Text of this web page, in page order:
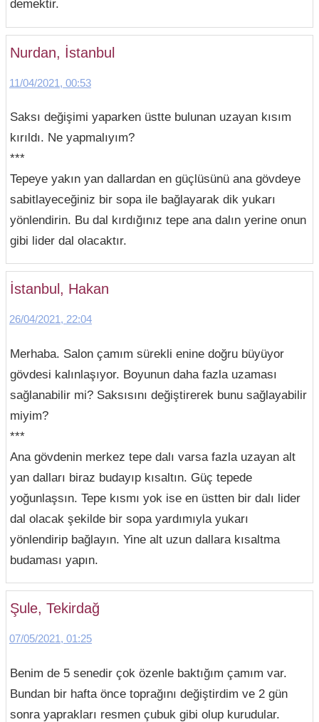
demektir.
Nurdan, İstanbul
11/04/2021, 00:53
Saksı değişimi yaparken üstte bulunan uzayan kısım
kırıldı. Ne yapmalıyım?
***
Tepeye yakın yan dallardan en güçlüsünü ana gövdeye
sabitlayeceğiniz bir sopa ile bağlayarak dik yukarı
yönlendirin. Bu dal kırdığınız tepe ana dalın yerine onun
gibi lider dal olacaktır.
İstanbul, Hakan
26/04/2021, 22:04
Merhaba. Salon çamım sürekli enine doğru büyüyor
gövdesi kalınlaşıyor. Boyunun daha fazla uzaması
sağlanabilir mi? Saksısını değiştirerek bunu sağlayabilir
miyim?
***
Ana gövdenin merkez tepe dalı varsa fazla uzayan alt
yan dalları biraz budayıp kısaltın. Güç tepede
yoğunlaşsın. Tepe kısmı yok ise en üstten bir dalı lider
dal olacak şekilde bir sopa yardımıyla yukarı
yönlendirip bağlayın. Yine alt uzun dallara kısaltma
budaması yapın.
Şule, Tekirdağ
07/05/2021, 01:25
Benim de 5 senedir çok özenle baktığım çamım var.
Bundan bir hafta önce toprağını değiştirdim ve 2 gün
sonra yaprakları resmen çubuk gibi olup kurudular.